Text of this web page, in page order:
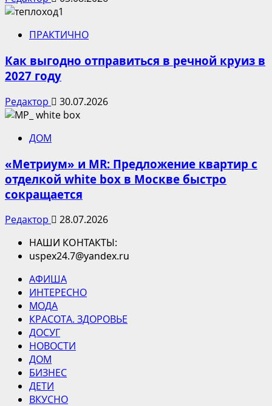
ПРАКТИЧНО
Как выгодно отправиться в речной круиз в
2027 году
Редактор 30.07.2026
ДОМ
«Метриум» и MR: Предложение квартир с
отделкой white box в Москве быстро
сокращается
Редактор
28.07.2026
НАШИ КОНТАКТЫ:
uspex24.7@yandex.ru
АФИША
ИНТЕРЕСНО
МОДА
КРАСОТА. ЗДОРОВЬЕ
ДОСУГ
НОВОСТИ
ДОМ
БИЗНЕС
ДЕТИ
ВКУСНО